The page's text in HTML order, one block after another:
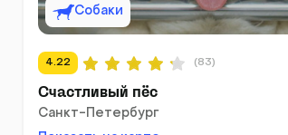
Собаки
4.22 (83)
Счастливый пёс
Санкт-Петербург